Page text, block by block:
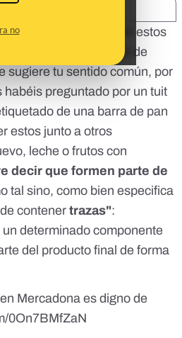
no
mostaza, apio... ¿Están estos
de un mollete de
sugiere tu sentido común, por
habéis preguntado por un tuit
de una barra de pan
estos junto a otros
leche o frutos con
decir que formen parte de
tal sino, como bien especifica
contener trazas":
determinado componente
del producto final de forma
Mercadona es digno de
0On7BMfZaN